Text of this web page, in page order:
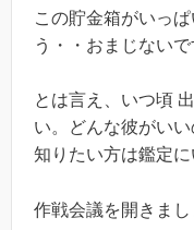
この貯金箱がいっ
う・・おまじないで
とは言え、いつ頃
い。どんな彼がい
知りたい方は鑑定に
作戦会議を開きまし